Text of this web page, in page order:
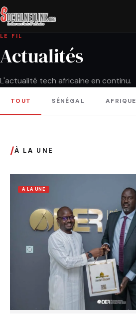
LE FIL
Actualités
L'actualité tech africaine en continu.
TOUT SÉNÉGAL AFRIQUE
/À LA UNE
A LA UNE